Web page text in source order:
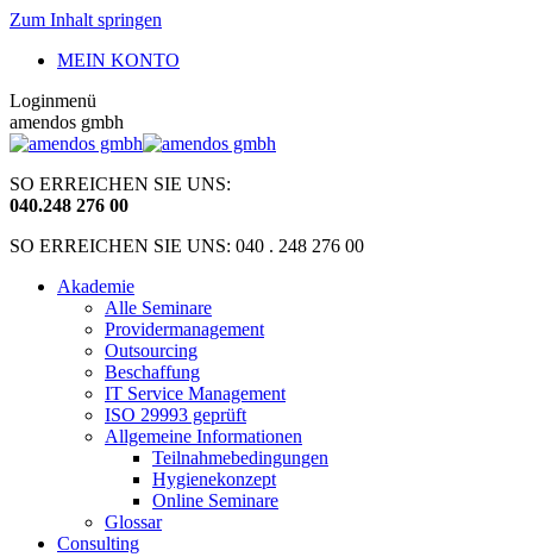
Zum Inhalt springen
MEIN KONTO
Loginmenü
amendos gmbh
SO ERREICHEN SIE UNS:
040.248 276 00
SO ERREICHEN SIE UNS: 040 . 248 276 00
Akademie
Alle Seminare
Providermanagement
Outsourcing
Beschaffung
IT Service Management
ISO 29993 geprüft
Allgemeine Informationen
Teilnahmebedingungen
Hygienekonzept
Online Seminare
Glossar
Consulting